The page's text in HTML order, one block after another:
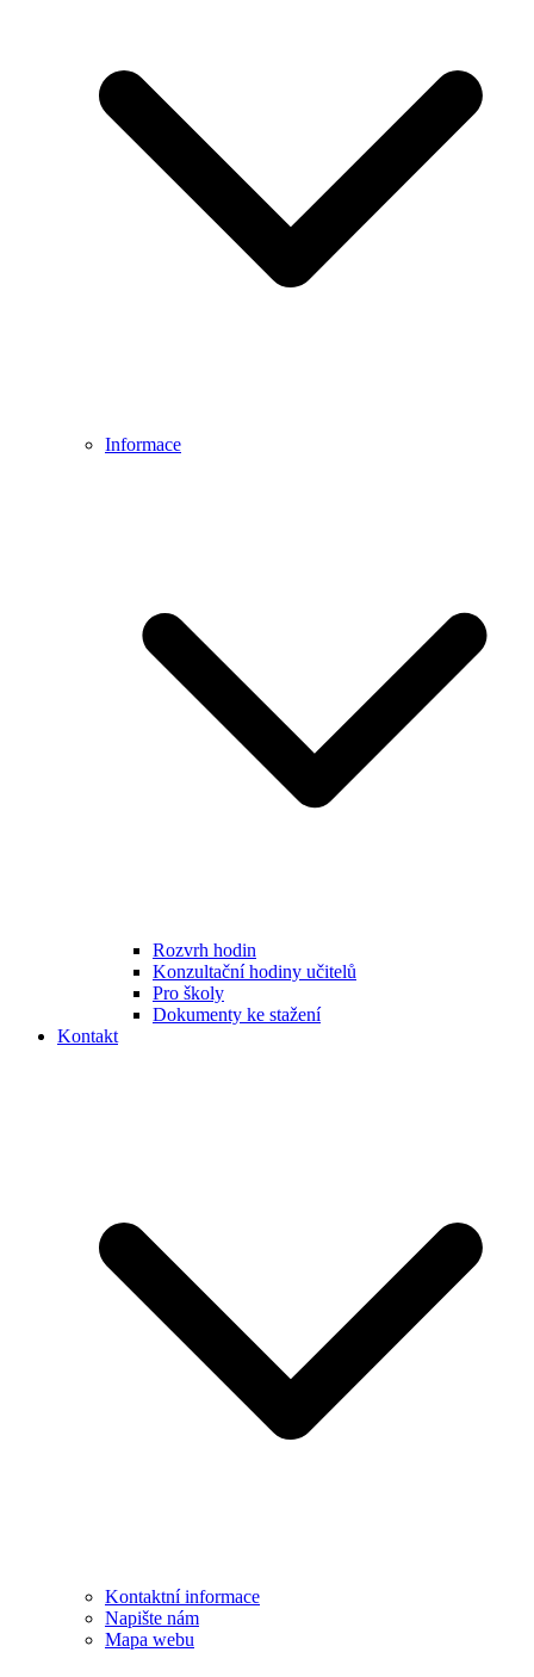
Informace
Rozvrh hodin
Konzultační hodiny učitelů
Pro školy
Dokumenty ke stažení
Kontakt
Kontaktní informace
Napište nám
Mapa webu